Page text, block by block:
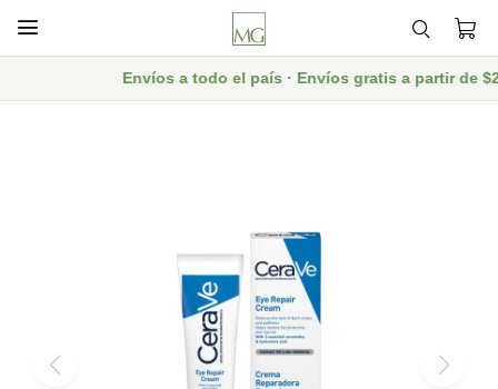

Envíos a todo el país · Envíos gratis a partir de